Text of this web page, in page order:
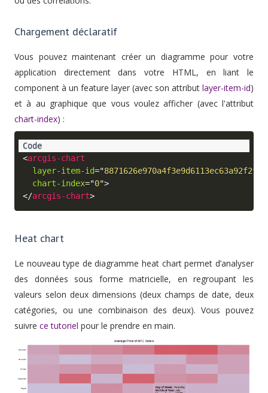
Chargement déclaratif
Vous pouvez maintenant créer un diagramme pour votre
application directement dans votre HTML, en liant le
component à un feature layer (avec son attributlayer-item-id)
et à au graphique que vous voulez afficher (avec l'attribut
chart-index) :
<arcgis-chart
layer-item-id="8871626e970a4f3e9d6113ec63a92f2f
chart-index="0">
</arcgis-chart>
Heat chart
Le nouveau type de diagramme heat chart permet d’analyser
des données sous forme matricielle, en regroupant les
valeurs selon deux dimensions (deux champs de date, deux
catégories, ou une combinaison des deux). Vous pouvez
suivre ce tutoriel pour le prendre en main.